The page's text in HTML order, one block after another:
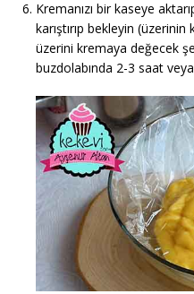
Kremanızı bir kaseye
karıştırıp bekleyin
üzerini kremaya değecek
buzdolabında 2-3 saat